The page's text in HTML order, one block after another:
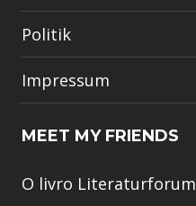
Politik
Impressum
MEET MY FRIENDS
O livro Literaturforum